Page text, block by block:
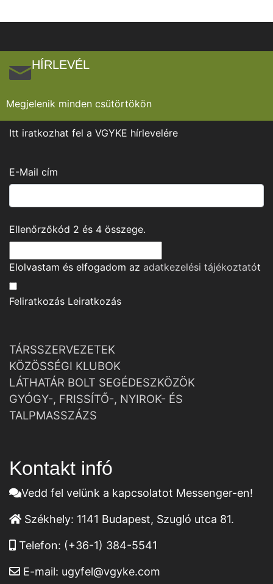
HÍRLEVÉL
Megjelenik minden csütörtökön
Itt iratkozhat fel a VGYKE hírlevelére
E-Mail cím
Ellenőrzőkód 2 és 4 összege.
Elolvastam és elfogadom az adatkezelési tájékoztatót
Feliratkozás Leiratkozás
TÁRSSZERVEZETEK
KÖZÖSSÉGI KLUBOK
LÁTHATÁR BOLT SEGÉDESZKÖZÖK
GYÓGY-, FRISSÍTŐ-, NYIROK- ÉS
TALPMASSZÁZS
Kontakt infó
Vedd fel velünk a kapcsolatot Messenger-en!
Székhely: 1141 Budapest, Szugló utca 81.
Telefon: (+36-1) 384-5541
E-mail: ugyfel@vgyke.com